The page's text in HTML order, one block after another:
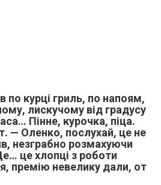
по курці гриль, по напоям,
лискучому від градусу
Пінне, курочка, піца.
— Оленко, послухай, це не
незграбно розмахуючи
це хлопці з роботи
премію невелику дали, от